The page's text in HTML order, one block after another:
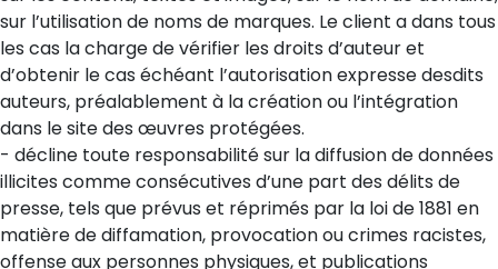
sur l’utilisation de noms de marques. Le client a dans tous
les cas la charge de vérifier les droits d’auteur et
d’obtenir le cas échéant l’autorisation expresse desdits
auteurs, préalablement à la création ou l’intégration
dans le site des œuvres protégées.
- décline toute responsabilité sur la diffusion de données
illicites comme consécutives d’une part des délits de
presse, tels que prévus et réprimés par la loi de 1881 en
matière de diffamation, provocation ou crimes racistes,
offense aux personnes physiques, et publications